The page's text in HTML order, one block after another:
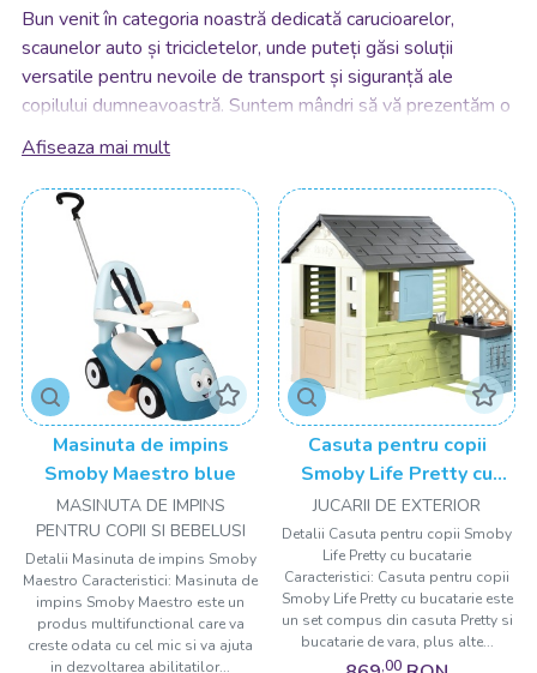
Bun venit în categoria noastră dedicată carucioarelor,
scaunelor auto și tricicletelor, unde puteți găsi soluții
versatile pentru nevoile de transport și siguranță ale
copilului dumneavoastră. Suntem mândri să vă prezentăm o
colecție vastă de produse proiectate cu grijă pentru a
satisface cerințele în continuă schimbare ale părinților
moderni.
Carucioare
pentru Plimbări Confortabile și Stilizate
Descoperiți gama noastră de carucioare, create pentru a
oferi confort și siguranță în timpul plimbărilor
dumneavoastră zilnice. De la carucioare compacte și ușor de
manevrat pentru oraș, până la modele all-terrain pentru
aventurile în natură, aveți de unde alege. Fie că sunteți în
căutarea unui design minimalist sau a unor culori vesele,
suntem aici să vă ajutăm să găsiți caruciorul perfect pentru
familia dumneavoastră.
Scaune AUTO- Protecție Sigură pe DrumuriSiguranța
copilului dumneavoastră este o prioritate, iar aceasta este
rațiunea din spatele selecției noastre riguroase de scaune
auto. Oferind o combinație între confort și tehnologie de
ultimă oră, scaunele noastre auto sunt proiectate pentru a
asigura călătoriile dumneavoastră în deplină siguranță.
Afiseaza mai mult
Masinuta de impins
Smoby Maestro blue
MASINUTA DE IMPINS
PENTRU COPII SI BEBELUSI
Detalii Masinuta de impins Smoby
Maestro Caracteristici: Masinuta de
impins Smoby Maestro este un
produs multifunctional care va
creste odata cu cel mic si va ajuta
in dezvoltarea abilitatilor...
Casuta pentru copii
Smoby Life Pretty cu
bucatarie
JUCARII DE EXTERIOR
Detalii Casuta pentru copii Smoby
Life Pretty cu bucatarie
Caracteristici: Casuta pentru copii
Smoby Life Pretty cu bucatarie este
un set compus din casuta Pretty si
bucatarie de vara, plus alte...
,00